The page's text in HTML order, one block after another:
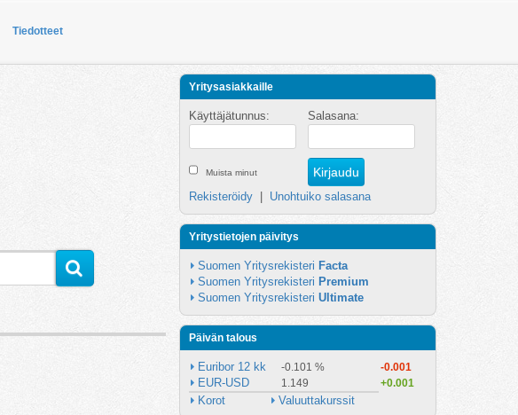
Tiedotteet
Yritysasiakkaille
Käyttäjätunnus: Salasana:
Muista minut
Rekisteröidy Unohtuiko salasana
Yritystietojen päivitys
Suomen Yritysrekisteri Facta
Suomen Yritysrekisteri Premium
Suomen Yritysrekisteri Ultimate
Päivän talous
Euribor 12 kk -0.101 % -0.001
EUR-USD 1.149 +0.001
Korot Valuuttakurssit